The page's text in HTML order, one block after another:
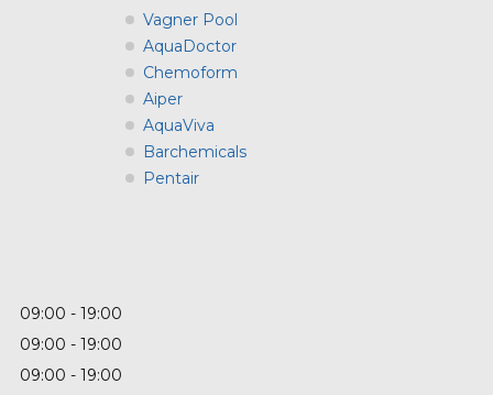
Vagner Pool
AquaDoctor
Chemoform
Aiper
AquaViva
Barchemicals
Pentair
09:00
19:00
09:00
19:00
09:00
19:00